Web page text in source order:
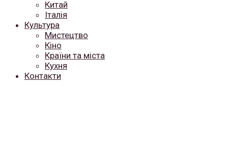
Китай
Італія
Культура
Мистецтво
Кіно
Країни та міста
Кухня
Контакти